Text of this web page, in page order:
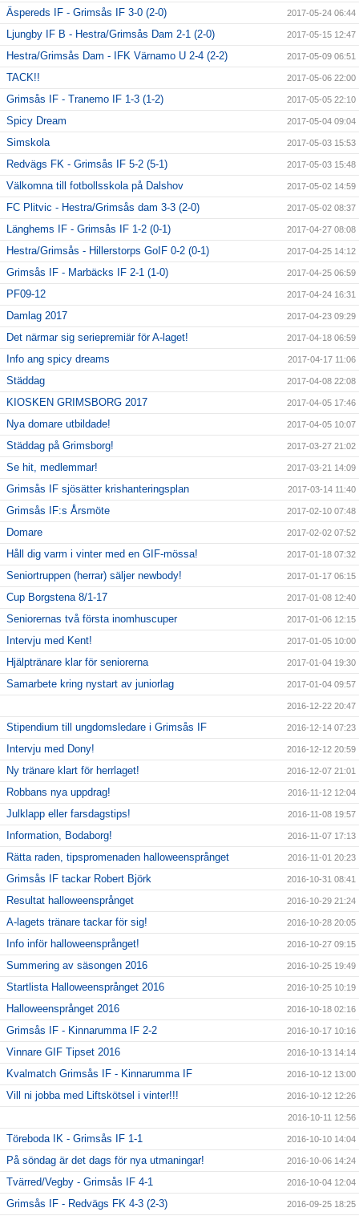
Äspereds IF - Grimsås IF 3-0 (2-0) 2017-05-24 06:44
Ljungby IF B - Hestra/Grimsås Dam 2-1 (2-0) 2017-05-15 12:47
Hestra/Grimsås Dam - IFK Värnamo U 2-4 (2-2) 2017-05-09 06:51
TACK!! 2017-05-06 22:00
Grimsås IF - Tranemo IF 1-3 (1-2) 2017-05-05 22:10
Spicy Dream 2017-05-04 09:04
Simskola 2017-05-03 15:53
Redvägs FK - Grimsås IF 5-2 (5-1) 2017-05-03 15:48
Välkomna till fotbollsskola på Dalshov 2017-05-02 14:59
FC Plitvic - Hestra/Grimsås dam 3-3 (2-0) 2017-05-02 08:37
Länghems IF - Grimsås IF 1-2 (0-1) 2017-04-27 08:08
Hestra/Grimsås - Hillerstorps GoIF 0-2 (0-1) 2017-04-25 14:12
Grimsås IF - Marbäcks IF 2-1 (1-0) 2017-04-25 06:59
PF09-12 2017-04-24 16:31
Damlag 2017 2017-04-23 09:29
Det närmar sig seriepremiär för A-laget! 2017-04-18 06:59
Info ang spicy dreams 2017-04-17 11:06
Städdag 2017-04-08 22:08
KIOSKEN GRIMSBORG 2017 2017-04-05 17:46
Nya domare utbildade! 2017-04-05 10:07
Städdag på Grimsborg! 2017-03-27 21:02
Se hit, medlemmar! 2017-03-21 14:09
Grimsås IF sjösätter krishanteringsplan 2017-03-14 11:40
Grimsås IF:s Årsmöte 2017-02-10 07:48
Domare 2017-02-02 07:52
Håll dig varm i vinter med en GIF-mössa! 2017-01-18 07:32
Seniortruppen (herrar) säljer newbody! 2017-01-17 06:15
Cup Borgstena 8/1-17 2017-01-08 12:40
Seniorernas två första inomhuscuper 2017-01-06 12:15
Intervju med Kent! 2017-01-05 10:00
Hjälptränare klar för seniorerna 2017-01-04 19:30
Samarbete kring nystart av juniorlag 2017-01-04 09:57
2016-12-22 20:47
Stipendium till ungdomsledare i Grimsås IF 2016-12-14 07:23
Intervju med Dony! 2016-12-12 20:59
Ny tränare klart för herrlaget! 2016-12-07 21:01
Robbans nya uppdrag! 2016-11-12 12:04
Julklapp eller farsdagstips! 2016-11-08 19:57
Information, Bodaborg! 2016-11-07 17:13
Rätta raden, tipspromenaden halloweensprånget 2016-11-01 20:23
Grimsås IF tackar Robert Björk 2016-10-31 08:41
Resultat halloweensprånget 2016-10-29 21:24
A-lagets tränare tackar för sig! 2016-10-28 20:05
Info inför halloweensprånget! 2016-10-27 09:15
Summering av säsongen 2016 2016-10-25 19:49
Startlista Halloweensprånget 2016 2016-10-25 10:19
Halloweensprånget 2016 2016-10-18 02:16
Grimsås IF - Kinnarumma IF 2-2 2016-10-17 10:16
Vinnare GIF Tipset 2016 2016-10-13 14:14
Kvalmatch Grimsås IF - Kinnarumma IF 2016-10-12 13:00
Vill ni jobba med Liftskötsel i vinter!!! 2016-10-12 12:26
2016-10-11 12:56
Töreboda IK - Grimsås IF 1-1 2016-10-10 14:04
På söndag är det dags för nya utmaningar! 2016-10-06 14:24
Tvärred/Vegby - Grimsås IF 4-1 2016-10-04 12:04
Grimsås IF - Redvägs FK 4-3 (2-3) 2016-09-25 18:25